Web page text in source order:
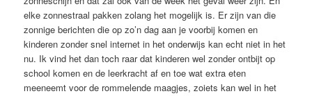
elke zonnestraal pakken zolang het mogelijk is. Er zijn van die
zonnige berichten die op zo’n dag aan je voorbij komen en
kinderen zonder snel internet in het onderwijs kan echt niet in het
nu. Ik vind het dan toch raar dat kinderen wel zonder ontbijt op
school komen en de leerkracht af en toe wat extra eten
meeneemt voor de rommelende maagjes, zoiets kan wel in het